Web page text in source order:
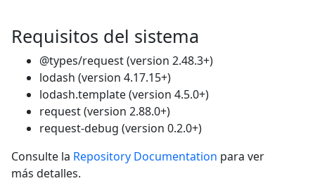
Requisitos del sistema
@types/request (version 2.48.3+)
lodash (version 4.17.15+)
lodash.template (version 4.5.0+)
request (version 2.88.0+)
request-debug (version 0.2.0+)
Consulte la Repository Documentation para ver
más detalles.